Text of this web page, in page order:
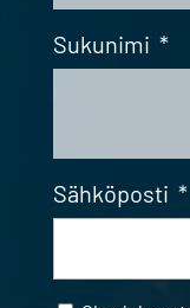
Sukunimi *
Sähköposti *